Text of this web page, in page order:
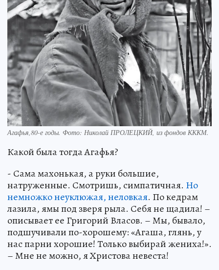
Агафья,80-е годы. Фото: Николай ПРОЛЕЦКИЙ, из фондов КККМ.
Какой была тогда Агафья?
- Сама махонькая, а руки большие,
натруженные. Смотришь, симпатичная. Но
немножко неуклюжая, неловкая. По кедрам
лазила, ямы под зверя рыла. Себя не щадила! –
описывает ее Григорий Власов. – Мы, бывало,
подшучивали по-хорошему: «Агаша, глянь, у
нас парни хорошие! Только выбирай жениха!».
– Мне не можно, я Христова невеста!